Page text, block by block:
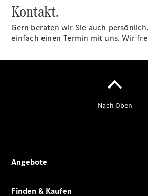
Kontakt.
Gern beraten wir Sie auch
einfach einen Termin mit uns. Wir